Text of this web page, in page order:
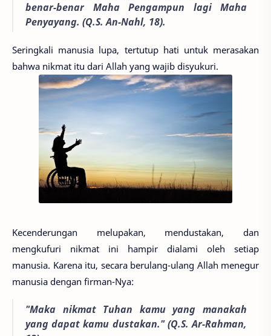
benar-benar Maha Pengampun lagi Maha
Penyayang. (Q.S. An-Nahl, 18).
Seringkali manusia lupa, tertutup hati untuk merasakan
bahwa nikmat itu dari Allah yang wajib disyukuri.
Kecenderungan melupakan, mendustakan, dan
mengkufuri nikmat ini hampir dialami oleh setiap
manusia. Karena itu, secara berulang-ulang Allah menegur
manusia dengan firman-Nya:
"Maka nikmat Tuhan kamu yang manakah
yang dapat kamu dustakan." (Q.S. Ar-Rahman,